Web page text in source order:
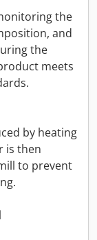
the
and
the
meets
by heating
is then
to prevent